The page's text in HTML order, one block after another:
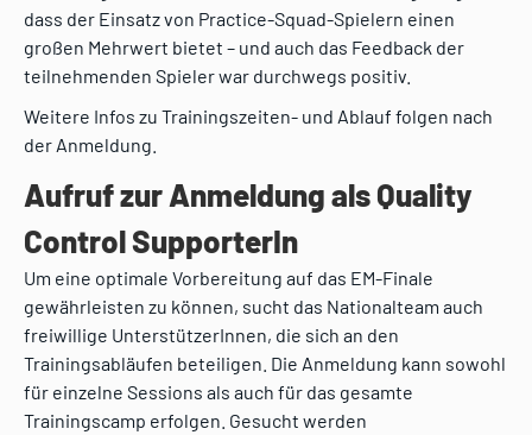
dass der Einsatz von Practice-Squad-Spielern einen
großen Mehrwert bietet – und auch das Feedback der
teilnehmenden Spieler war durchwegs positiv.
Weitere Infos zu Trainingszeiten- und Ablauf folgen nach
der Anmeldung.
Aufruf zur Anmeldung als Quality
Control SupporterIn
Um eine optimale Vorbereitung auf das EM-Finale
gewährleisten zu können, sucht das Nationalteam auch
freiwillige UnterstützerInnen, die sich an den
Trainingsabläufen beteiligen. Die Anmeldung kann sowohl
für einzelne Sessions als auch für das gesamte
Trainingscamp erfolgen. Gesucht werden